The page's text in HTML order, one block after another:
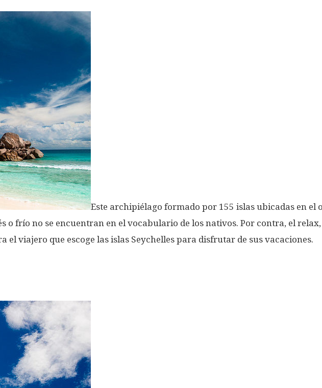
Este archipiélago formado por 155 islas ubicadas en el
o frío no se encuentran en el vocabulario de los nativos. Por contra, el
el viajero que escoge las islas Seychelles para disfrutar de sus vacaciones.